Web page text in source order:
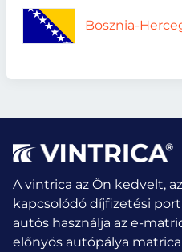
Bosznia-
A vintrica az Ön kedvelt,
kapcsolódó díjfizetési
autós használja az e-
előnyös autópálya